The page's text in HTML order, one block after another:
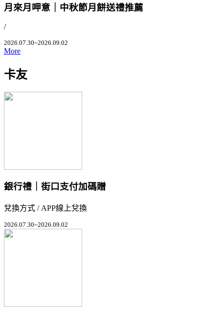
月來月呷意｜中秋節月餅送禮推薦
/
2026.07.30~2026.09.02
More
卡友
銀行禮｜街口支付加碼贈
兌換方式 / APP線上兌換
2026.07.30~2026.09.02